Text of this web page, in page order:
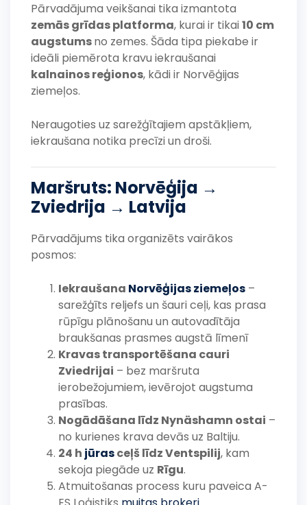
Pārvadājuma veikšanai tika izmantota
zemās grīdas platforma, kurai ir tikai10 cm
augstumsno zemes. Šāda tipa piekabe ir
ideāli piemērota kravu iekraušanai
kalnainos reģionos, kādi ir Norvēģijas
ziemeļos.
Neraugoties uz sarežģītajiem apstākļiem,
iekraušana notika precīzi un droši.
Maršruts: Norvēģija →
Zviedrija → Latvija
Pārvadājums tika organizēts vairākos
posmos:
Iekraušana Norvēģijas ziemeļos –
sarežģīts reljefs un šauri ceļi, kas prasa
rūpīgu plānošanu un autovadītāja
braukšanas prasmes augstā līmenī
Kravas transportēšana cauri
Zviedrijai – bez maršruta
ierobežojumiem, ievērojot augstuma
prasības.
Nogādāšana līdz Nynäshamn ostai –
no kurienes krava devās uz Baltiju.
24 h jūrasceļš līdz Ventspilij, kam
sekoja piegāde uz Rīgu.
Atmuitošanas process kuru paveica A-